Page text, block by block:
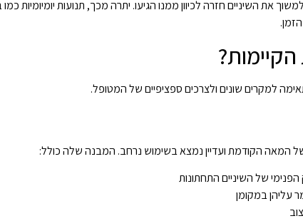
הרצועות למשוך את השיניים חזרה לכיוון ממנו הגיעו. יתרה מכך, תנועות יומיומיות
למקרים שונים ולצרכים ספציפיים של המטופל.